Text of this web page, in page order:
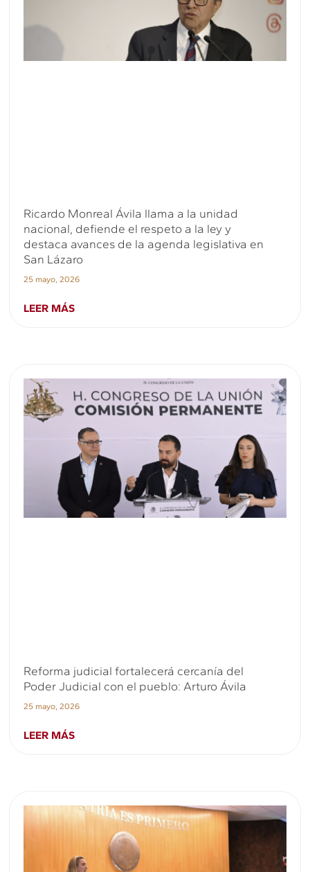
Ricardo Monreal Ávila llama a la unidad
nacional, defiende el respeto a la ley y
destaca avances de la agenda legislativa en
San Lázaro
25 mayo, 2026
LEER MÁS
Reforma judicial fortalecerá cercanía del
Poder Judicial con el pueblo: Arturo Ávila
25 mayo, 2026
LEER MÁS